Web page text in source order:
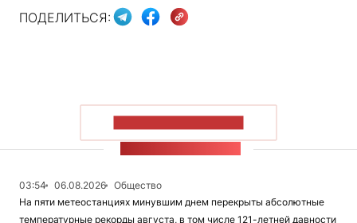
ПОДЕЛИТЬСЯ:
03:54 06.08.2026
Общество
На пяти метеостанциях минувшим днем перекрыты абсолютные
температурные рекорды августа, в том числе 121-летней давности